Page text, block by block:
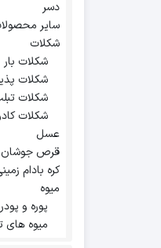
دسر
سایر
شکلات
شکلات بار
شکلات
شکلات
شکلات
عسل
قرص جوشان
کره بادام
میوه
پوره و
میوه های